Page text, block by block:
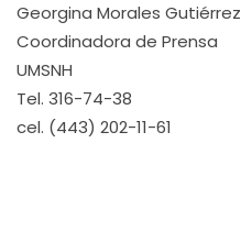
Georgina Morales Gutiérrez
Coordinadora de Prensa
UMSNH
Tel. 316-74-38
cel. (443) 202-11-61